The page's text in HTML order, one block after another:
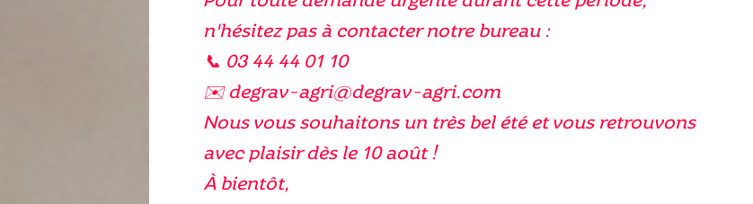
n'hésitez pas à contacter notre bureau :
📞 03 44 44 01 10
✉️ degrav-agri@degrav-agri.com
Nous vous souhaitons un très bel été et vous retrouvons
avec plaisir dès le 10 août !
À bientôt,